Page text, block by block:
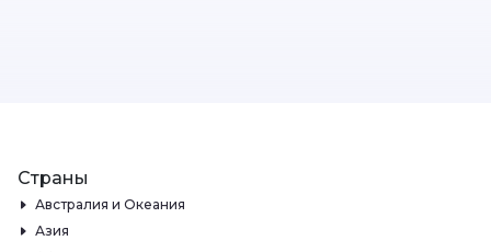
Страны
Австралия и Океания
Азия